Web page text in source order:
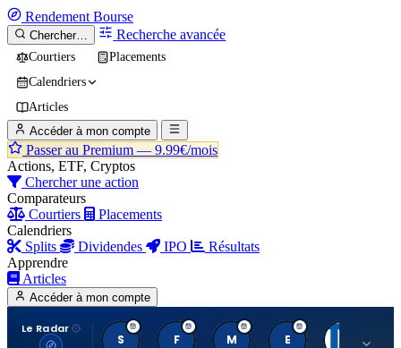
Rendement Bourse
Chercher… Recherche avancée
Courtiers
Placements
Calendriers
Articles
Accéder à mon compte
Passer au Premium — 9.99€/mois
Actions, ETF, Cryptos
Chercher une action
Comparateurs
Courtiers
Placements
Calendriers
Splits
Dividendes IPO
Résultats
Apprendre
Articles
Accéder à mon compte
Le Radar
S F M E